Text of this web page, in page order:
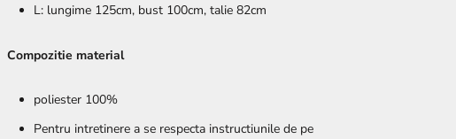
L: lungime 125cm, bust 100cm, talie 82cm
Compozitie material
poliester 100%
Pentru intretinere a se respecta instructiunile de pe